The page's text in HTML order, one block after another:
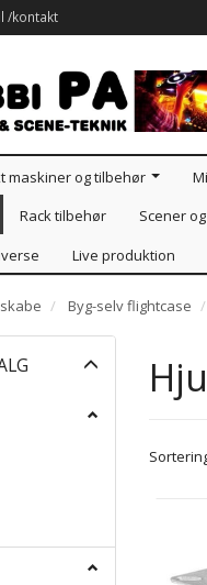
/kontakt
maskiner og tilbehør
Rack tilbehør
Scener
Live produktion
Byg-selv flightcase
Skifte